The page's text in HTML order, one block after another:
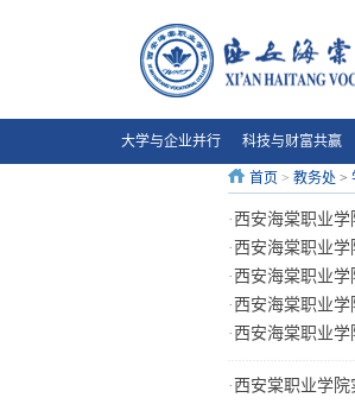
大学与企业并行 科技与财富共赢
首页 > 教务处 >
· 西安海棠职业
· 西安海棠职业
· 西安海棠职业学
· 西安海棠职业
· 西安海棠职业
· 西安棠职业学院